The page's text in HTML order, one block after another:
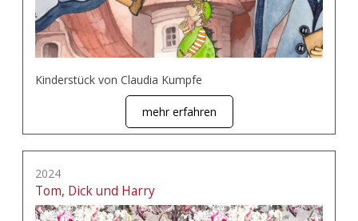
Kinderstück von Claudia Kumpfe
mehr erfahren
2024
Tom, Dick und Harry